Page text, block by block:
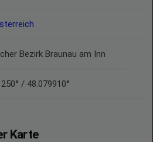
Bezirk Braunau am Inn
/ 48.079910°
Karte